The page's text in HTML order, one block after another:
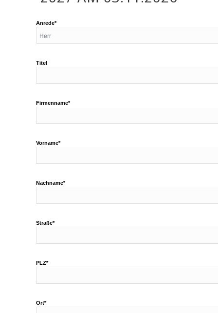
Anrede*
Titel
Firmenname*
Vorname*
Nachname*
Straße*
PLZ*
Ort*